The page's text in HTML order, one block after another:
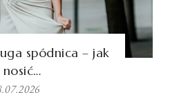
spódnica – jak
nosić…